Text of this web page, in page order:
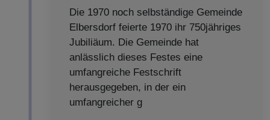
Die 1970 noch selbständige Gemeinde
Elbersdorf feierte 1970 ihr 750jähriges
Jubiliäum. Die Gemeinde hat
anlässlich dieses Festes eine
umfangreiche Festschrift
herausgegeben, in der ein
umfangreicher g
Impressum |Datenschutz